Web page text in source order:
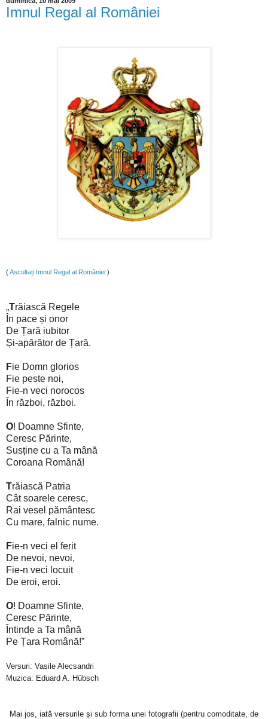
Imnul Regal al României
(Ascultați Imnul Regal al României )
„Trăiască Regele
În pace și onor
De Țară iubitor
Și-apărător de Țară.
Fie Domn glorios
Fie peste noi,
Fie-n veci norocos
În război, război.
O! Doamne Sfinte,
Ceresc Părinte,
Susține cu a Ta mână
Coroana Română!
Trăiască Patria
Cât soarele ceresc,
Rai vesel pământesc
Cu mare, falnic nume.
Fie-n veci el ferit
De nevoi, nevoi,
Fie-n veci locuit
De eroi, eroi.
O! Doamne Sfinte,
Ceresc Părinte,
Întinde a Ta mână
Pe Țara Română!”
Versuri: Vasile Alecsandri
Muzica: Eduard A. Hübsch
Mai jos, iată versurile și sub forma unei fotografii (pentru comoditate, de